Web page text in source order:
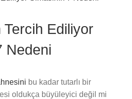
Ediliyor
Nedeni
bu kadar tutarlı bir
oldukça büyüleyici değil mi